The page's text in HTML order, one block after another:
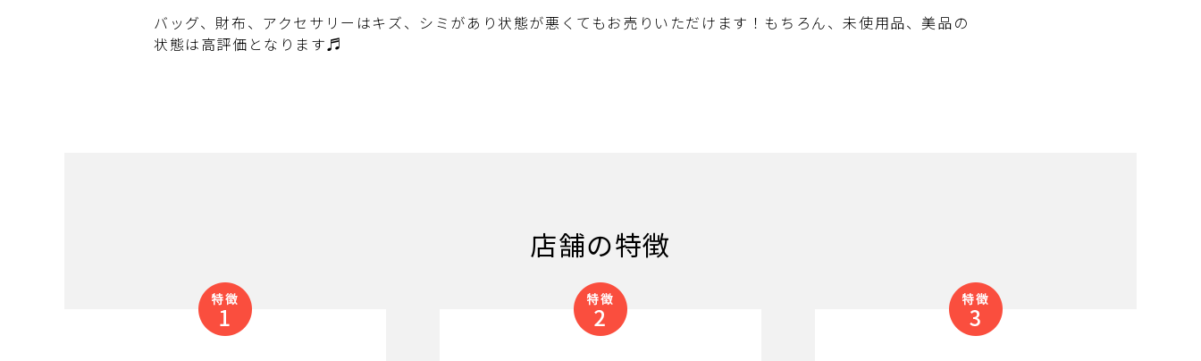
バッグ、財布、アクセサリーはキズ、シミがあり状態が悪くてもお売りいただけます！もちろん、未使用品、美品の
状態は高評価となります♬
店舗の特徴